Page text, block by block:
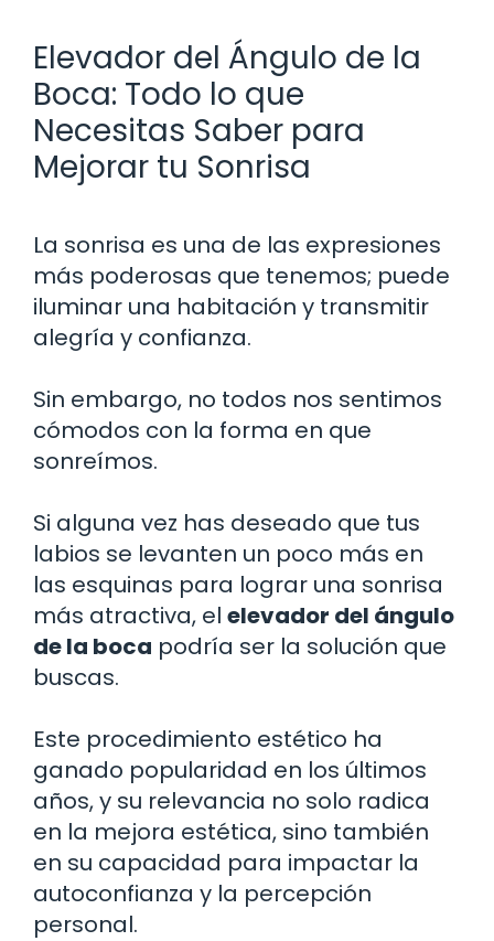
Elevador del Ángulo de la
Boca: Todo lo que
Necesitas Saber para
Mejorar tu Sonrisa
La sonrisa es una de las expresiones
más poderosas que tenemos; puede
iluminar una habitación y transmitir
alegría y confianza.
Sin embargo, no todos nos sentimos
cómodos con la forma en que
sonreímos.
Si alguna vez has deseado que tus
labios se levanten un poco más en
las esquinas para lograr una sonrisa
más atractiva, el elevador del ángulo
de la boca podría ser la solución que
buscas.
Este procedimiento estético ha
ganado popularidad en los últimos
años, y su relevancia no solo radica
en la mejora estética, sino también
en su capacidad para impactar la
autoconfianza y la percepción
personal.